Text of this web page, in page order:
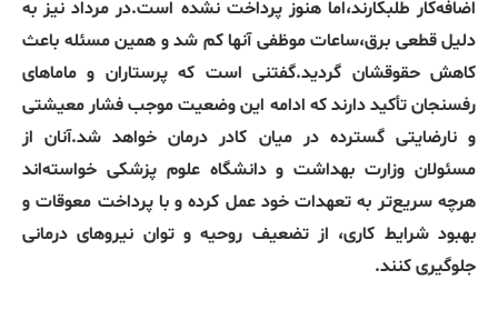
اضافه‌کار طلبکارند،اما هنوز پرداخت نشده است.در مرداد نیز به
دلیل قطعی برق،ساعات موظفی آنها کم شد و همین مسئله باعث
کاهش حقوقشان گردید.گفتنی است که پرستاران و ماماهای
رفسنجان تأکید دارند که ادامه این وضعیت موجب فشار معیشتی
و نارضایتی گسترده در میان کادر درمان خواهد شد.آنان از
مسئولان وزارت بهداشت و دانشگاه علوم پزشکی خواسته‌اند
هرچه سریع‌تر به تعهدات خود عمل کرده و با پرداخت معوقات و
بهبود شرایط کاری، از تضعیف روحیه و توان نیروهای درمانی
جلوگیری کنند.